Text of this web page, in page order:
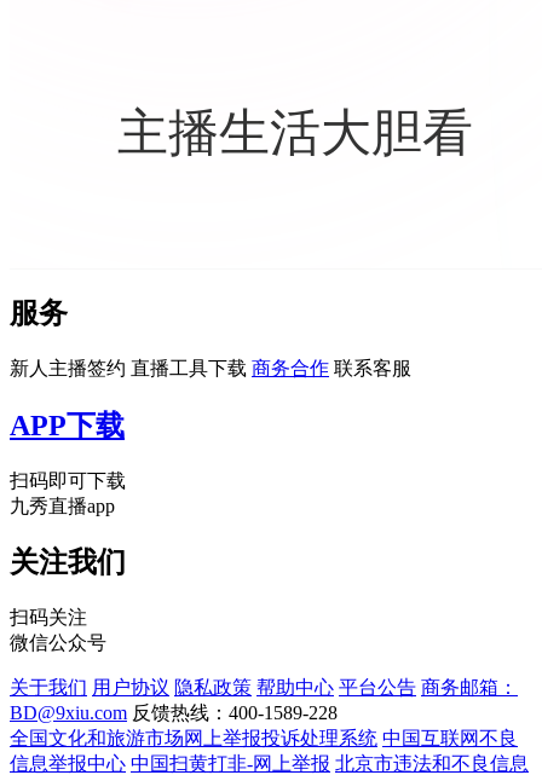
主播生活大胆看
服务
新人主播签约 直播工具下载 商务合作 联系客服
APP下载
扫码即可下载
九秀直播app
关注我们
扫码关注
微信公众号
关于我们 用户协议 隐私政策 帮助中心 平台公告 商务邮箱：
BD@9xiu.com 反馈热线：400-1589-228
全国文化和旅游市场网上举报投诉处理系统 中国互联网不良
信息举报中心 中国扫黄打非-网上举报 北京市违法和不良信息